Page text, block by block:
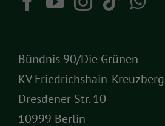
Bündnis 90/Die Grünen
KV Friedrichshain-Kreuzberg
Dresdener Str. 10
10999 Berlin